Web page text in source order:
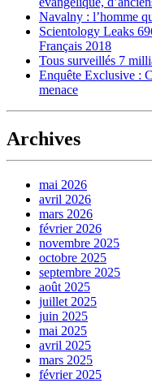
Navalny : l’homme
Scientology Leaks
Français 2018
Tous surveillés 7
Enquête Exclusive :
menace
Archives
mai 2026
avril 2026
mars 2026
février 2026
novembre 2025
octobre 2025
septembre 2025
août 2025
juillet 2025
juin 2025
mai 2025
avril 2025
mars 2025
février 2025